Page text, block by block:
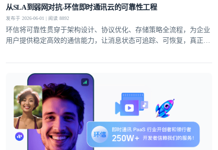
从SLA到弱网对抗-环信即时通讯云的可靠性工程
发布于 2026-06-01 | 阅读 8892
环信将可靠性贯穿于架构设计、协议优化、存储策略全流程，为企业
用户提供稳定高效的通信能力，让消息状态可追踪、可恢复，真正实